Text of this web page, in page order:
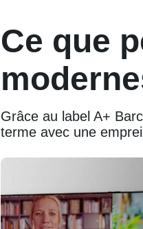
Ce que
Grâce au label A+
terme avec une